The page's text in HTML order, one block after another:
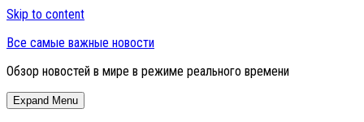
Skip to content
Все самые важные новости
Обзор новостей в мире в режиме реального времени
Expand Menu